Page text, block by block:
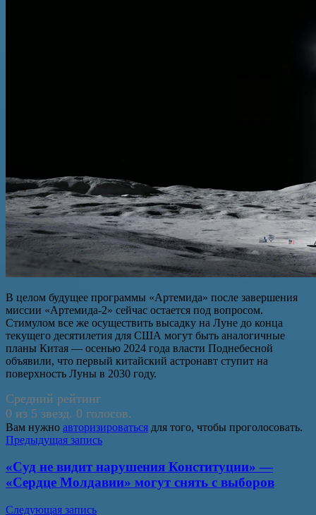
В целом будущее программы «Артемида» после завершения
миссии «Артемида-2» сейчас остается под вопросом.
Стимулом все же осуществить высадку на Луне до конца
текущего десятилетия для США могут быть аналогичные
планы Китая — осенью 2024 года власти Поднебесной
объявили, что первый китайский астронавт ступит на
поверхность Луны в 2030 году.
Средний рейтинг
0 из 5 звезд. 0 голосов.
Вам нужно авторизироваться для того, чтобы проголосовать.
Навигация
по
записям
Предыдущая запись
«Суд не видит нарушения Конституции» —
«Сердце Молдавии» могут снять с выборов
Следующая запись